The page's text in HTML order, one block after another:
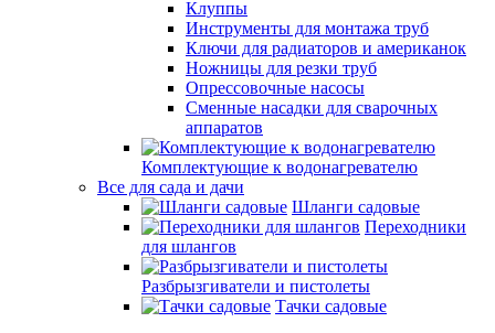
Клуппы
Инструменты для монтажа труб
Ключи для радиаторов и американок
Ножницы для резки труб
Опрессовочные насосы
Сменные насадки для сварочных
аппаратов
Комплектующие к водонагревателю
Все для сада и дачи
Шланги садовые
Переходники
для шлангов
Разбрызгиватели и пистолеты
Тачки садовые